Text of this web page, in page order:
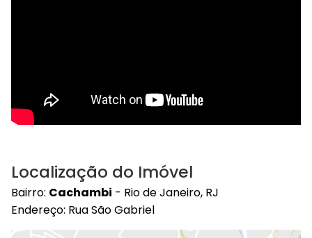
Localização do Imóvel
Bairro: Cachambi - Rio de Janeiro, RJ
Endereço: Rua São Gabriel